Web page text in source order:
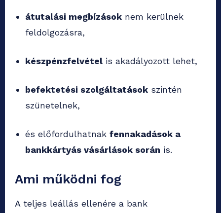
átutalási megbízások nem kerülnek
feldolgozásra,
készpénzfelvétel is akadályozott lehet,
befektetési szolgáltatások szintén
szünetelnek,
és előfordulhatnak fennakadások a
bankkártyás vásárlások során is.
Ami működni fog
A teljes leállás ellenére a bank